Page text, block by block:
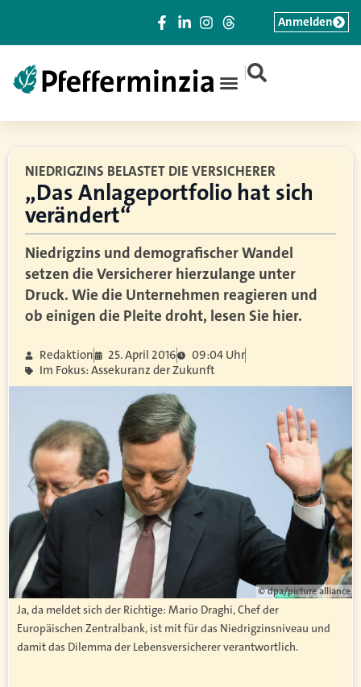
|
Anmelden
NIEDRIGZINS BELASTET DIE VERSICHERER
„Das Anlageportfolio hat sich
verändert“
Niedrigzins und demografischer Wandel
setzen die Versicherer hierzulange unter
Druck. Wie die Unternehmen reagieren und
ob einigen die Pleite droht, lesen Sie hier.
Redaktion 25. April 2016
09:04 Uhr
Im Fokus: Assekuranz der Zukunft
© dpa/picture alliance
Ja, da meldet sich der Richtige: Mario Draghi, Chef der
Europäischen Zentralbank, ist mit für das Niedrigzinsniveau und
damit das Dilemma der Lebensversicherer verantwortlich.